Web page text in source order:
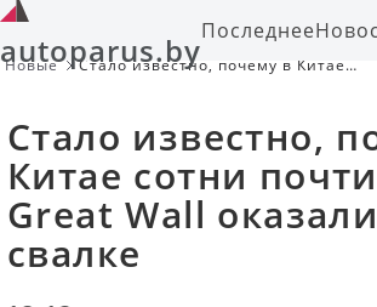
autoparus.byПоследнее
Новые
Стало известно, почему в Китае
Стало известно,
Китае сотни
Great Wall
свалке